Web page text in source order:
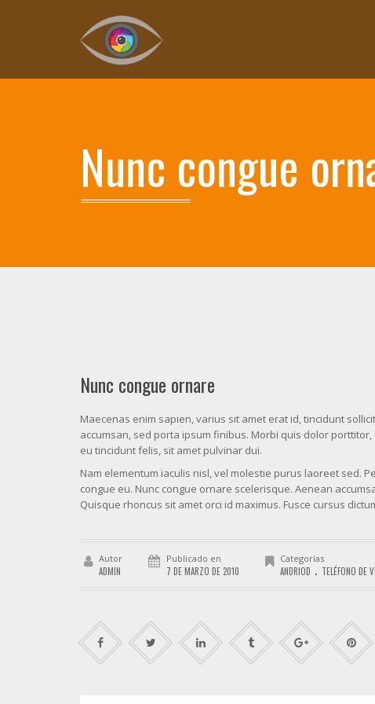
Nunc congue
Nunc congue ornare
Maecenas enim sapien, varius sit amet erat id, tincidunt
accumsan, sed porta ipsum finibus. Morbi quis dolor
eu tincidunt felis, sit amet pulvinar dui.
Nam elementum iaculis nisl, vel molestie purus laoreet sed.
congue eu. Nunc congue ornare scelerisque. Aenean
Quisque rhoncus sit amet orci id maximus. Fusce cursus
Autor
ADMIN
Publicado en
7 DE MARZO DE 2010
Categorías
ANDRIOD . TELÉFONO DE